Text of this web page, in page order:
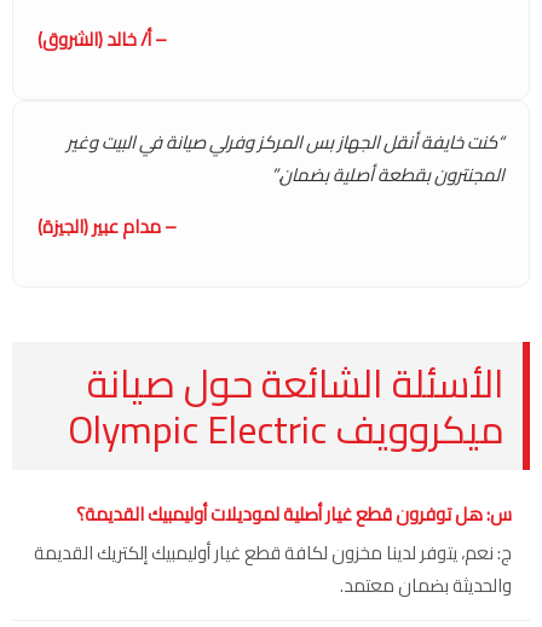
– أ/ خالد (الشروق)
“كنت خايفة أنقل الجهاز بس المركز وفرلي صيانة في البيت وغير
المجنترون بقطعة أصلية بضمان.”
– مدام عبير (الجيزة)
الأسئلة الشائعة حول صيانة
ميكروويف Olympic Electric
س: هل توفرون قطع غيار أصلية لموديلات أوليمبيك القديمة؟
ج: نعم، يتوفر لدينا مخزون لكافة قطع غيار أوليمبيك إلكتريك القديمة
والحديثة بضمان معتمد.